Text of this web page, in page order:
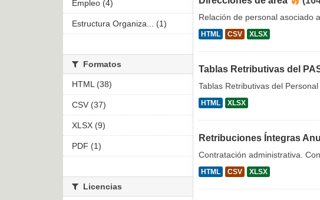
Relación de personal asociado
HTML CSV XLSX
Tablas Retributivas del
Tablas Retributivas del
HTML XLSX
Retribuciones Íntegras
Contratación administrativa.
HTML CSV XLSX
Empleo (4)
Estructura Organiza... (1)
Formatos
HTML (38)
CSV (37)
XLSX (9)
PDF (1)
Licencias